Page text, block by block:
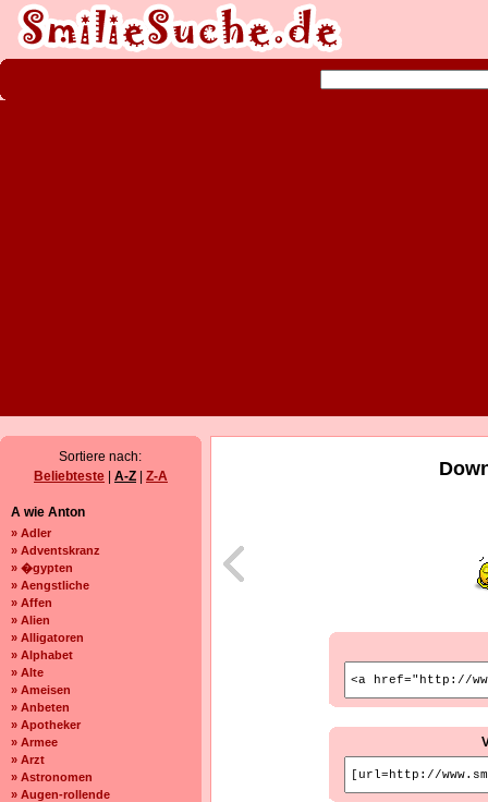
Sortiere nach:
Beliebteste
A-Z Z-A
A wie Anton
» Adler
» Adventskranz
» �gypten
» Aengstliche
» Affen
» Alien
» Alligatoren
» Alphabet
» Alte
» Ameisen
» Anbeten
» Apotheker
» Armee
» Arzt
» Astronomen
» Augen-rollende